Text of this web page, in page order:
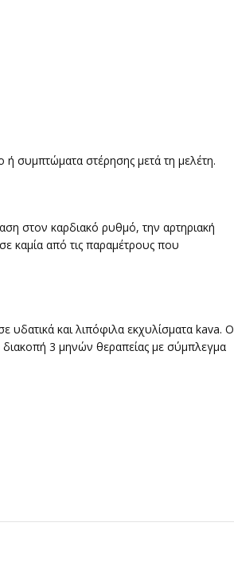
ή συμπτώματα στέρησης μετά τη μελέτη.
στον καρδιακό ρυθμό, την αρτηριακή
καμία από τις παραμέτρους που
υδατικά και λιπόφιλα εκχυλίσματα kava. Ο
3 μηνών θεραπείας με σύμπλεγμα